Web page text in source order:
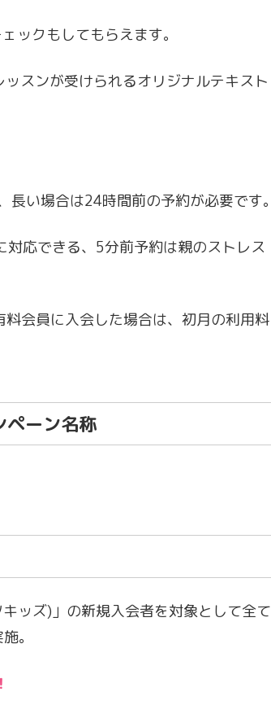
ックもしてもらえます。
スンが受けられるオリジナルテキスト
い場合は24時間前の予約が必要です。
応できる、5分前予約は親のストレス
会員に入会した場合は、初月の利用料
ーン名称
ッズ)」の新規入会者を対象として全て
。